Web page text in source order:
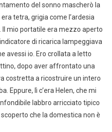
del sonno mascherò la
tetra, grigia come l’ardesia
Il mio portatile era mezzo aperto
di ricarica lampeggiava
avessi io. Ero crollata a letto
dopo aver affrontato una
costretta a ricostruire un intero
Eppure, lì c’era Helen, che mi
labbro arricciato tipico
che la domestica non è